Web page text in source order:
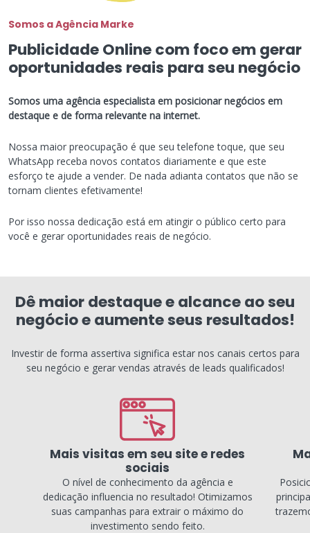
Somos a Agência Marke
Publicidade Online com foco em gerar
oportunidades reais para seu negócio
Somos uma agência especialista em posicionar negócios em
destaque e de forma relevante na internet.
Nossa maior preocupação é que seu telefone toque, que seu
WhatsApp receba novos contatos diariamente e que este
esforço te ajude a vender. De nada adianta contatos que não se
tornam clientes efetivamente!
Por isso nossa dedicação está em atingir o público certo para
você e gerar oportunidades reais de negócio.
Dê maior destaque e alcance ao seu
negócio e aumente seus resultados!
Investir de forma assertiva significa estar nos canais certos para
seu negócio e gerar vendas através de leads qualificados!
Mais visitas em seu site e redes
sociais
O nível de conhecimento da agência e
dedicação influencia no resultado! Otimizamos
suas campanhas para extrair o máximo do
investimento sendo feito.